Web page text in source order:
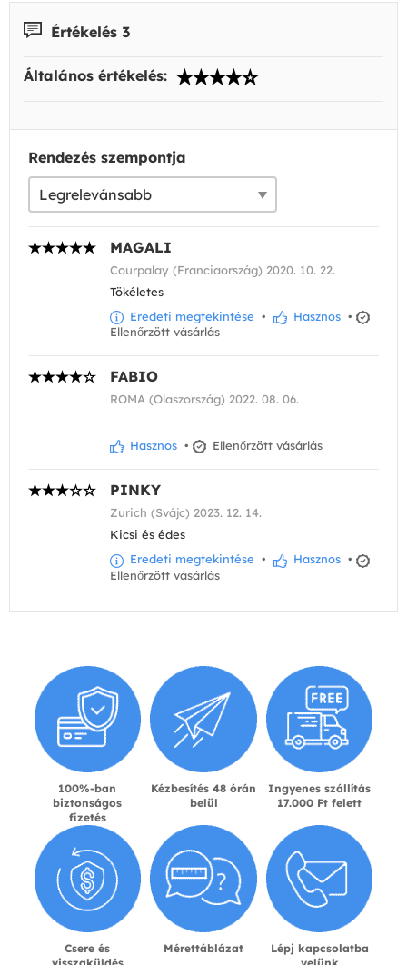
Értékelés 3
Általános értékelés:
Rendezés szempontja
MAGALI
Courpalay (Franciaország) 2020. 10. 22.
Tökéletes
Eredeti megtekintése • Hasznos •
Ellenőrzött vásárlás
FABIO
ROMA (Olaszország) 2022. 08. 06.
Hasznos • Ellenőrzött vásárlás
PINKY
Zurich (Svájc) 2023. 12. 14.
Kicsi és édes
Eredeti megtekintése • Hasznos •
Ellenőrzött vásárlás
100%-ban
biztonságos
fizetés
Kézbesítés 48 órán
belül
Ingyenes szállítás
17.000 Ft felett
Csere és
Mérettáblázat
Lépj kapcsolatba